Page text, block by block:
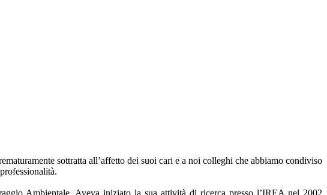
sottratta all’affetto dei suoi cari e a noi colleghi che abbiamo condiviso
Ambientale. Aveva iniziato la sua attività di ricerca presso l’IREA nel 2002